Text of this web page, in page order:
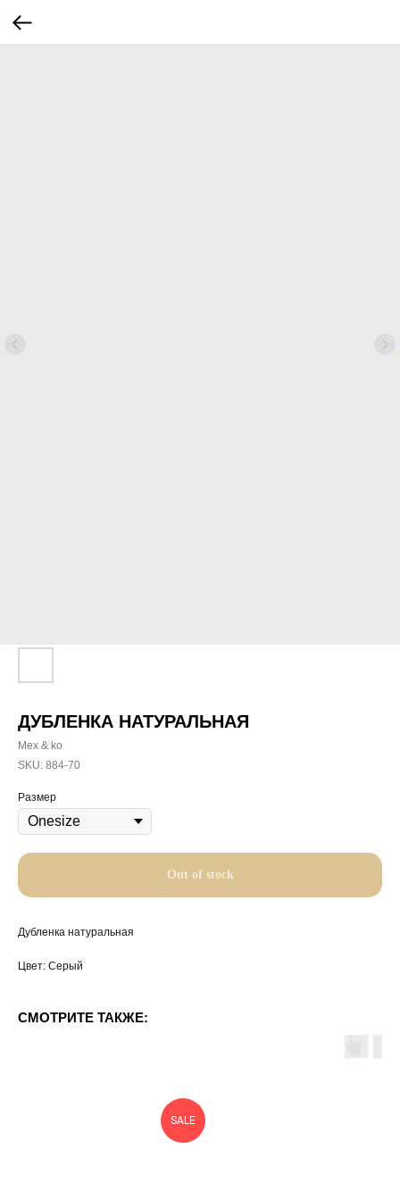
ДУБЛЕНКА НАТУРАЛЬНАЯ
Mex & ko
SKU: 884-70
Размер
Out of stock
Дубленка натуральная
Цвет: Серый
СМОТРИТЕ ТАКЖЕ:
SALE